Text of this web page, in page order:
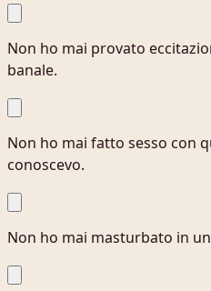
Non ho mai provato
banale.
Non ho mai fatto sesso con
conoscevo.
Non ho mai masturbato in